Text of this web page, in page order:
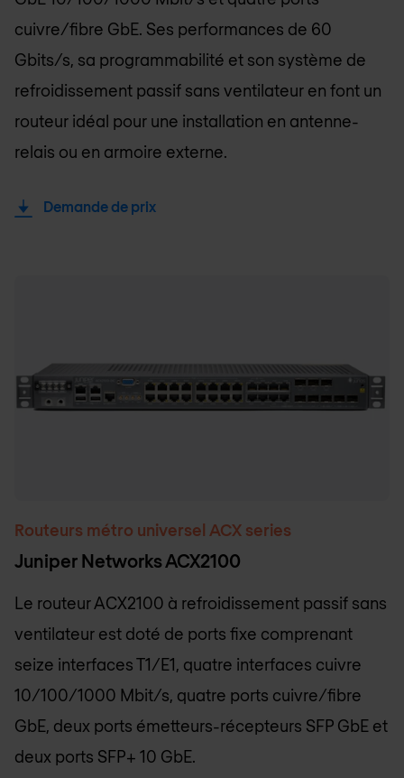
cuivre/fibre GbE. Ses performances de 60
Gbits/s, sa programmabilité et son système de
refroidissement passif sans ventilateur en font un
routeur idéal pour une installation en antenne-
relais ou en armoire externe.
Demande de prix
Routeurs métro universel ACX series
Juniper Networks ACX2100
Le routeur ACX2100 à refroidissement passif sans
ventilateur est doté de ports fixe comprenant
seize interfaces T1/E1, quatre interfaces cuivre
10/100/1000 Mbit/s, quatre ports cuivre/fibre
GbE, deux ports émetteurs-récepteurs SFP GbE et
deux ports SFP+ 10 GbE.